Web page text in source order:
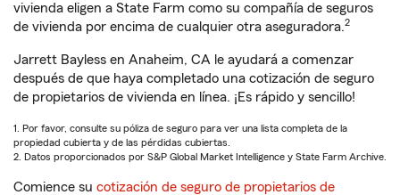
vivienda eligen a State Farm como su compañía de seguros
de vivienda por encima de cualquier otra aseguradora.2
Jarrett Bayless en Anaheim, CA le ayudará a comenzar
después de que haya completado una cotización de seguro
de propietarios de vivienda en línea. ¡Es rápido y sencillo!
1. Por favor, consulte su póliza de seguro para ver una lista completa de la
propiedad cubierta y de las pérdidas cubiertas.
2. Datos proporcionados por S&P Global Market Intelligence y State Farm Archive.
Comience su cotización de seguro de propietarios de